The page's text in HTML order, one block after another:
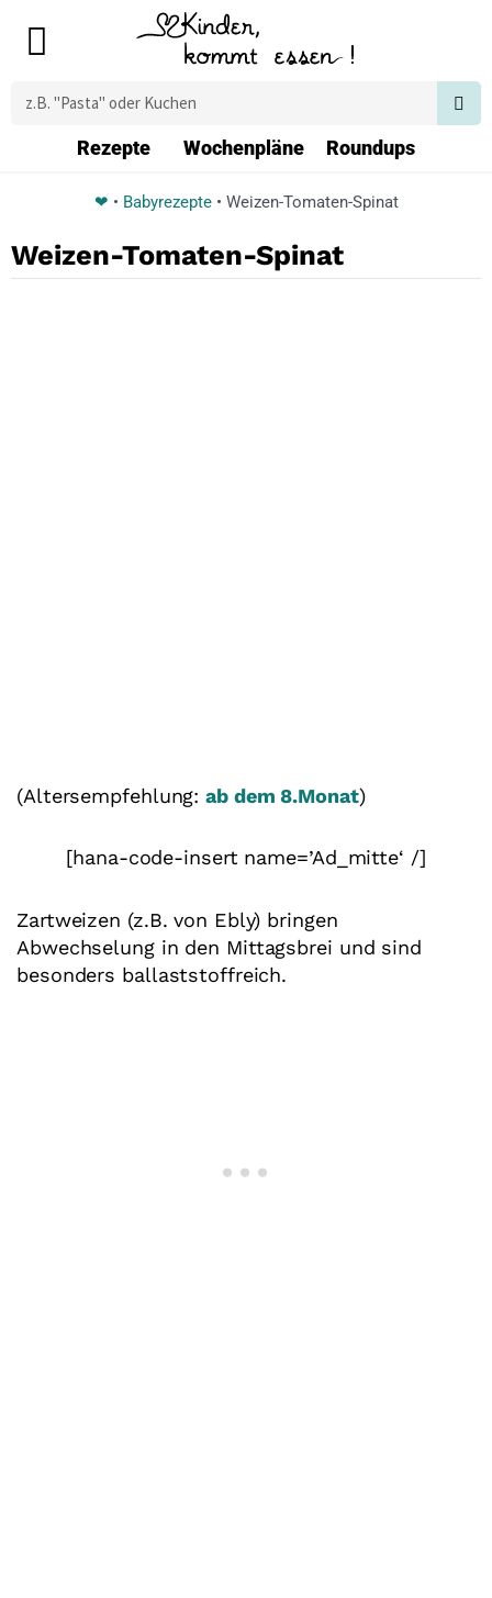
Main
Suche
Rezepte Wochenpläne Roundups
❤ • Babyrezepte• Weizen-Tomaten-Spinat
Weizen-Tomaten-Spinat
(Altersempfehlung:ab dem 8.Monat)
[hana-code-insert name=’Ad_mitte‘ /]
Zartweizen (z.B. von Ebly) bringen
Abwechselung in den Mittagsbrei und sind
besonders ballaststoffreich.